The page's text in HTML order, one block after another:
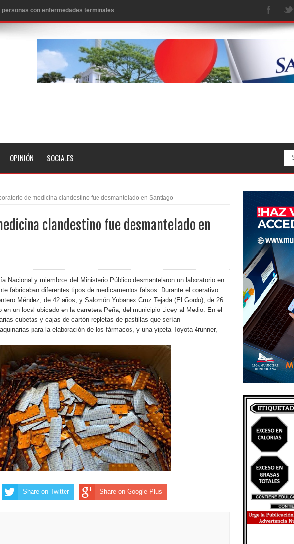
SD 2026
aeropuertos de EE.UU., según NBC
problema cardíaco
sacar al PRM del Gobierno
el Ayuntamiento de Santiago
tras la anulación de condena de 15 años por lavado
metas de transparencia a través SISMAP municipal
Evo Morales
nacional
entrar a España
venta de alcohol vigente desde 2006 y exige ley del
sanitario y se reúne con alcalde San Cristóbal
7,1 en Japón
Código Penal
Complementario gobierno endeuda país con
de hombres
personas con enfermedades terminales
OPINIÓN SOCIALES
de medicina clandestino fue desmantelado en Santiago
clandestino fue desmantelado en
Nacional y miembros del Ministerio Público desmantelaron un laboratorio en
fabricaban diferentes tipos de medicamentos falsos. Durante el operativo
Méndez, de 42 años, y Salomón Yubanex Cruz Tejada (El Gordo), de 26.
en un local ubicado en la carretera Peña, del municipio Licey al Medio. En el
cubetas y cajas de cartón repletas de pastillas que serían
para la elaboración de los fármacos, y una yipeta Toyota 4runner,
Share on Twitter Share on Google Plus